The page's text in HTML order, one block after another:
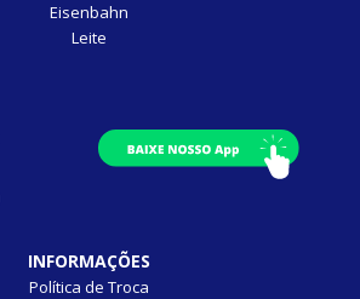
Eisenbahn
Leite
INFORMAÇÕES
Política de Troca